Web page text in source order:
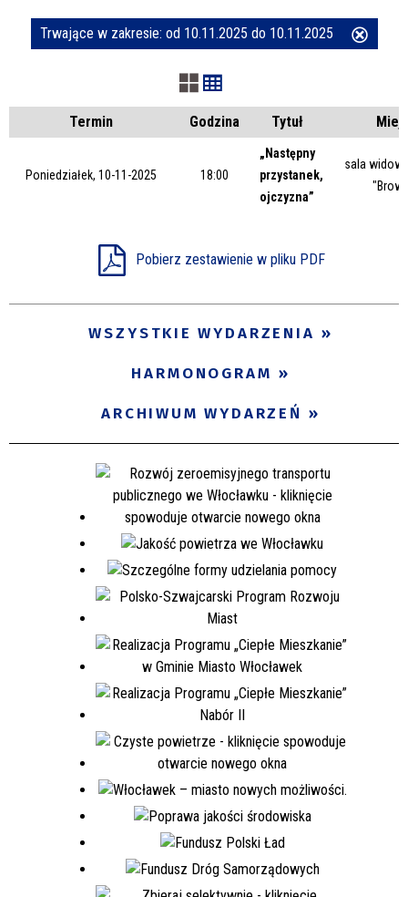
Szukana fraza
Kategoria
Trwające w zakresie
Trwające w zakresie: od 10.11.2025 do 10.11.2025
Termin Godzina Tytuł
Poniedziałek, 10-11-2025 18:00
„Następny
przystanek,
ojczyzna”
sala
Pobierz zestawienie w pliku PDF
WSZYSTKIE WYDARZENIA
HARMONOGRAM
ARCHIWUM WYDARZEŃ